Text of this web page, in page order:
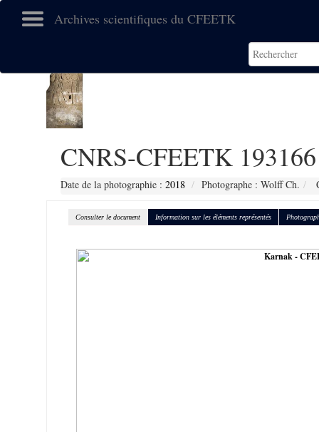
Archives scientifiques du CFEETK
CNRS-CFEETK 193166
Date de la photographie : 2018 Photographe : Wolff Ch.
Consulter le document Information sur les éléments représentés